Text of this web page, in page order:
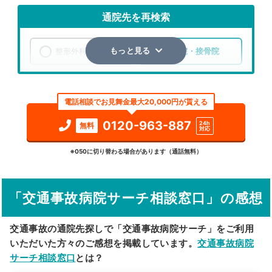
通院先を再検索
整形外科 整骨院・接骨院
検索する
詳細条件で絞り込む
駅から探す 院名から探す
もっと見る
電話相談でお見舞金最大20,000円が貰える
無料 0120-963-887
24h
対応
※050に切り替わる場合があります（通話無料）
「交通事故病院サーチ相談窓口」の感想
交通事故の通院先探しで「交通事故病院サーチ」をご利用
いただいた方々のご感想を掲載しています。交通事故病院
サーチ相談窓口 とは？